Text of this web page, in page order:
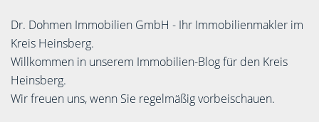
Dr. Dohmen Immobilien GmbH - Ihr Immobilienmakler im
Kreis Heinsberg.
Willkommen in unserem Immobilien-Blog für den Kreis
Heinsberg.
Wir freuen uns, wenn Sie regelmäßig vorbeischauen.